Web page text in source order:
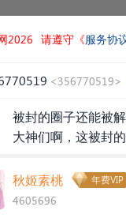
2026 请遵守《服务协
<356770519>
被封的圈子还能被
大神们啊，这被封
秋姬素桃 年费VIP
4605696